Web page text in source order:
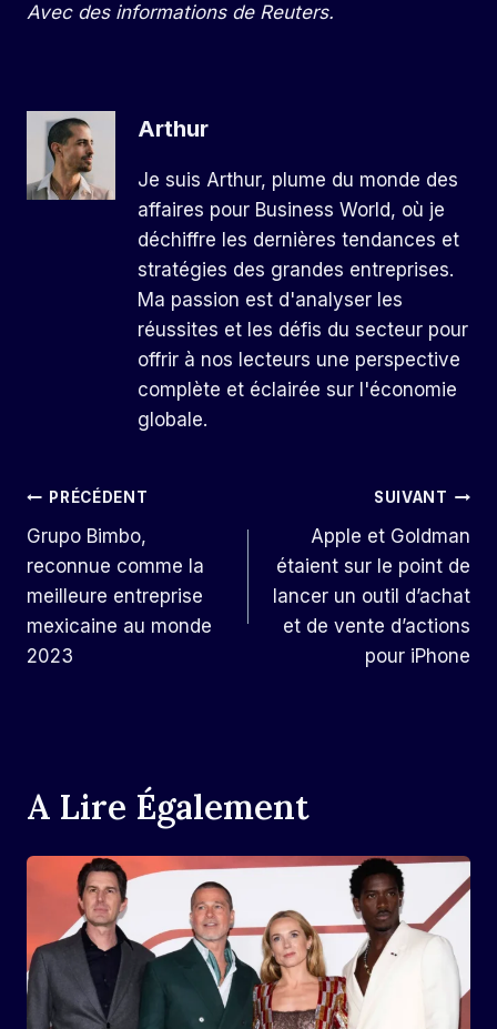
Avec des informations de Reuters.
Arthur
Je suis Arthur, plume du monde des
affaires pour Business World, où je
déchiffre les dernières tendances et
stratégies des grandes entreprises.
Ma passion est d'analyser les
réussites et les défis du secteur pour
offrir à nos lecteurs une perspective
complète et éclairée sur l'économie
globale.
Navigation
De
L’article
PRÉCÉDENT
Grupo Bimbo,
reconnue comme la
meilleure entreprise
mexicaine au monde
2023
SUIVANT
Apple et Goldman
étaient sur le point de
lancer un outil d’achat
et de vente d’actions
pour iPhone
A Lire Également